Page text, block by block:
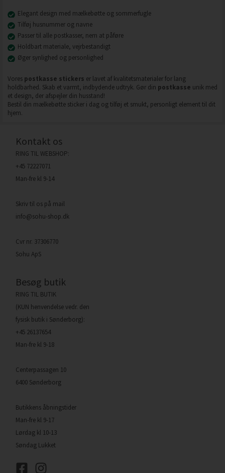
Elegant design med mælkebøtte og sommerfugle
Tilføj husnummer og navne
Passer til alle postkasser, nem at påføre
Holdbart materiale, vejrbestandigt
Øger synlighed og personlighed
Vores postkasse stickers er lavet af kvalitetsmaterialer for lang
holdbarhed. Skab et varmt, indbydende udtryk. Gør din postkasse unik med
et design, der afspejler din husstand!
Bestil din mælkebøtte sticker i dag og tilføj et smukt, personligt element til dit
hjem.
Kontakt os
RING TIL WEBSHOP:
+45 72227071
Man-fre kl 9-14
Skriv til os på mail
info@sohu-shop.dk
Cvr nr. 37306770
Sohu ApS
Besøg butik
RING TIL BUTIK
(KUN henvendelse vedr. den
fysisk butik i Sønderborg):
+45 26137654
Man-fre kl 9-18
Centerpassagen 10
6400 Sønderborg
Butikkens åbningstider
Man-fre kl 9-17
Lørdag kl 10-13
Søndag Lukket